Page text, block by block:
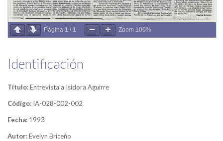
Página 1 / 1 Zoom 100%
Identificación
Título:Entrevista a Isidora Aguirre
Código: IA-028-002-002
Fecha: 1993
Autor:Evelyn Briceño